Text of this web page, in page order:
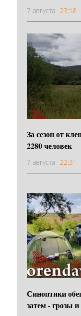
7 августа 23:18
За сезон от
2280 человек
7 августа 22:31
Синоптики
затем - грозы